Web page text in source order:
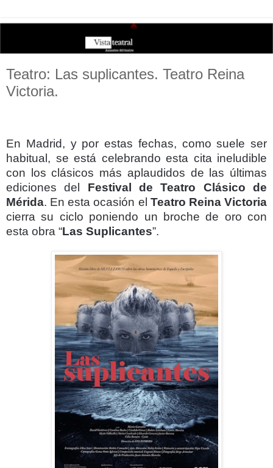
Teatro: Las suplicantes. Teatro Reina
Victoria.
En Madrid, y por estas fechas, como suele ser
habitual, se está celebrando esta cita ineludible
con los clásicos más aplaudidos de las últimas
ediciones del Festival de Teatro Clásico de
Mérida. En esta ocasión el Teatro Reina Victoria
cierra su ciclo poniendo un broche de oro con
esta obra “Las Suplicantes”.